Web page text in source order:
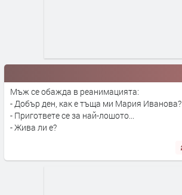
Мъж се обажда в реанимацията:
- Добър ден, как е тъща ми Мария Иванова?
- Пригответе се за най-лошото...
- Жива ли е?